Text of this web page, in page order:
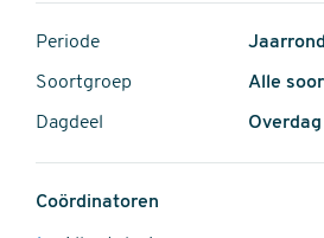
Periode Jaarrond
Soortgroep Alle
Dagdeel Overdag
Coördinatoren